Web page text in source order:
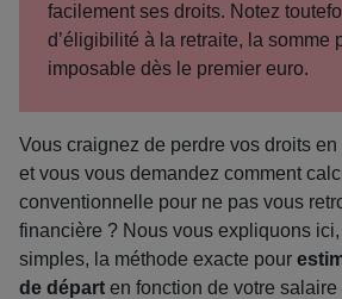
facilement ses droits. Notez
d’éligibilité à la retraite, la somme
imposable dès le premier euro.
Vous craignez de perdre vos droits
et vous vous demandez comment
conventionnelle pour ne pas vous
financière ? Nous vous expliquons
simples, la méthode exacte pour
de départ en fonction de votre